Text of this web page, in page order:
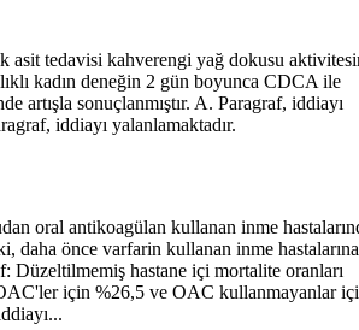
asit tedavisi kahverengi yağ dokusu
kadın deneğin 2 gün boyunca CDCA ile
artışla sonuçlanmıştır. A. Paragraf, iddiayı
iddiayı yalanlamaktadır.
oral antikoagülan kullanan inme
daha önce varfarin kullanan inme
Düzeltilmemiş hastane içi mortalite oranları
için %26,5 ve OAC kullanmayanlar